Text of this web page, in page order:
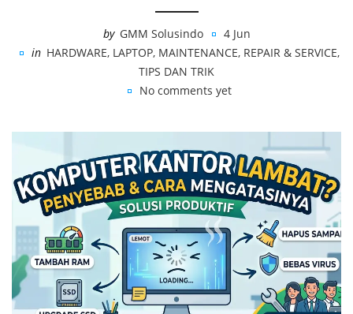
by GMM Solusindo
4 Jun
in HARDWARE, LAPTOP, MAINTENANCE, REPAIR & SERVICE,
TIPS DAN TRIK
No comments yet